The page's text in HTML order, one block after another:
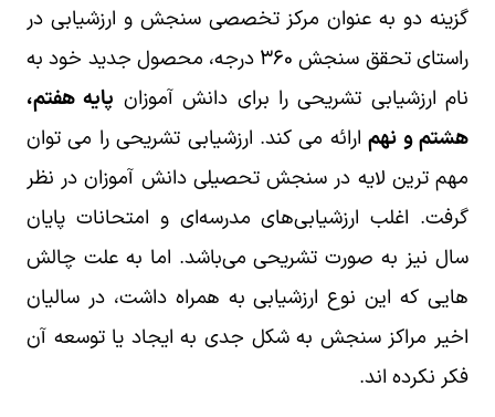
گزینه دو به عنوان مرکز تخصصی سنجش و ارزشیابی در
راستای تحقق سنجش ۳۶۰ درجه، محصول جدید خود به
نام ارزشیابی تشریحی را برای دانش آموزان پایه هفتم،
هشتم و نهمارائه می کند. ارزشیابی تشریحی را می توان
مهم ترین لایه در سنجش تحصیلی دانش آموزان در نظر
گرفت. اغلب ارزشیابی‌های مدرسه‌ای و امتحانات پایان
سال نیز به صورت تشریحی می‌باشد. اما به علت چالش
هایی که این نوع ارزشیابی به همراه داشت، در سالیان
اخیر مراکز سنجش به شکل جدی به ایجاد یا توسعه آن
فکر نکرده اند.